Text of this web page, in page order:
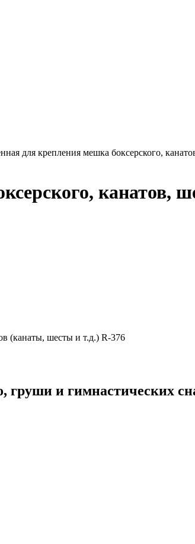
для крепления мешка боксерского,
канатов,
(канаты, шесты и т.д.) R-376
и гимнастических